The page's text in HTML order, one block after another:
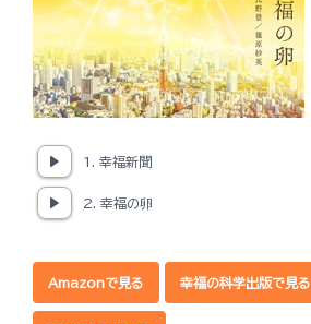
1. 幸福新聞
2. 幸福の卵
Amazonで見る 幸福の科学出版で見る